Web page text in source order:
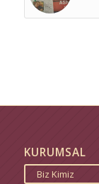
KURUMSAL
Biz Kimiz